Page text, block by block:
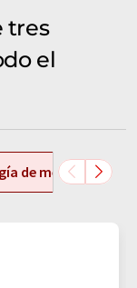
tres
el
de medición de